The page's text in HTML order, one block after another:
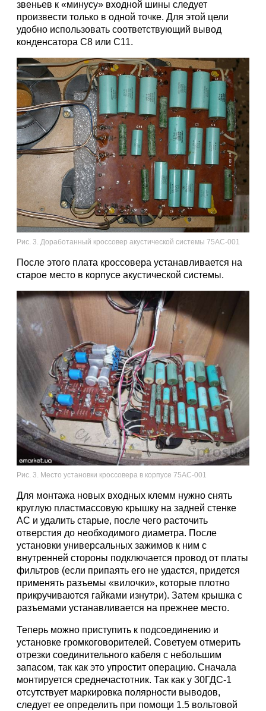
звеньев к «минусу» входной шины следует
произвести только в одной точке. Для этой цели
удобно использовать соответствующий вывод
конденсатора C8 или C11.
Рис. 3. Доработанный кроссовер акустической системы 75АС-001
После этого плата кроссовера устанавливается на
старое место в корпусе акустической системы.
Рис. 3. Место установки кроссовера в корпусе 75АС-001
Для монтажа новых входных клемм нужно снять
круглую пластмассовую крышку на задней стенке
АС и удалить старые, после чего расточить
отверстия до необходимого диаметра. После
установки универсальных зажимов к ним с
внутренней стороны подключается провод от платы
фильтров (если припаять его не удастся, придется
применять разъемы «вилочки», которые плотно
прикручиваются гайками изнутри). Затем крышка с
разъемами устанавливается на прежнее место.
Теперь можно приступить к подсоединению и
установке громкоговорителей. Советуем отмерить
отрезки соединительного кабеля с небольшим
запасом, так как это упростит операцию. Сначала
монтируется среднечастотник. Так как у 30ГДС-1
отсутствует маркировка полярности выводов,
следует ее определить при помощи 1.5 вольтовой